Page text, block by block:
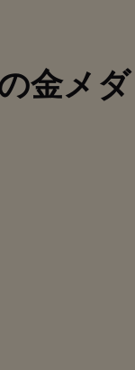
金メダ